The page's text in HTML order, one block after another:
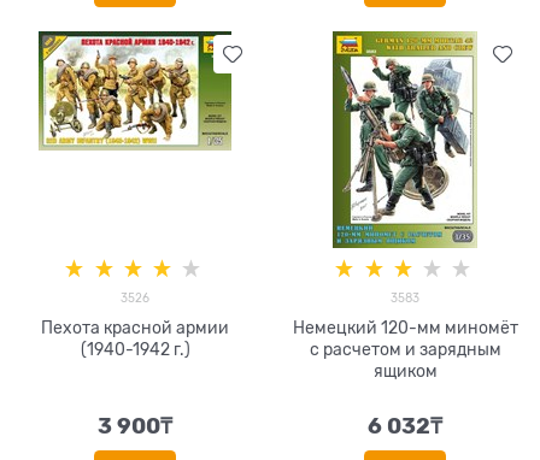
3526
Пехота красной армии
(1940-1942 г.)
3 900₸
3583
Немецкий 120-мм миномёт
с расчетом и зарядным
ящиком
6 032₸